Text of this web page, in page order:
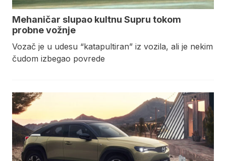
Mehaničar slupao kultnu Supru tokom
probne vožnje
Vozač je u udesu “katapultiran” iz vozila, ali je nekim
čudom izbegao povrede